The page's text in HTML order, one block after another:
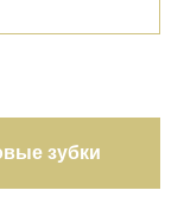
зубки